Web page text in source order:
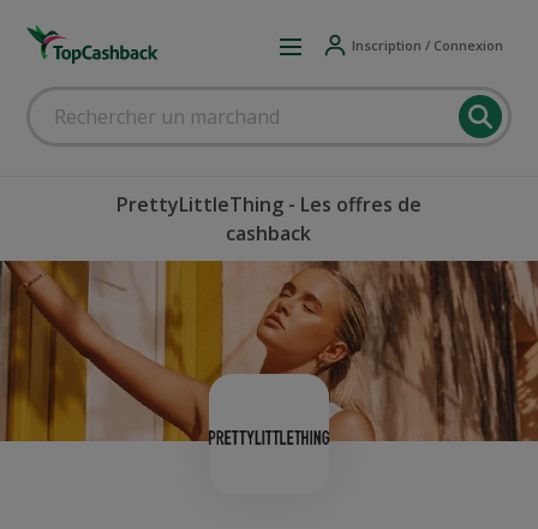
Inscription / Connexion
PrettyLittleThing - Les offres de
cashback